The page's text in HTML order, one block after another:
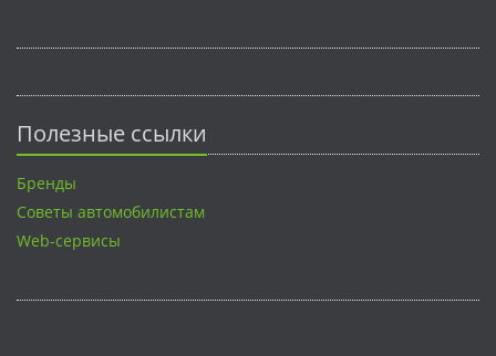
Полезные ссылки
Бренды
Советы автомобилистам
Web-сервисы